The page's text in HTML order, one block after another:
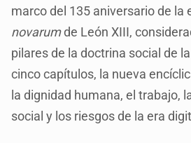
marco del 135 aniversario de la
novarumde León XIII,
pilares de la doctrina social de
cinco capítulos, la nueva
la dignidad humana, el trabajo,
social y los riesgos de la era